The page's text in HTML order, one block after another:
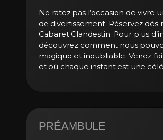
Ne ratez pas l’occasion de vivre
de divertissement. Réservez
Cabaret Clandestin. Pour plus
découvrez comment nous
magique et inoubliable. Venez
et où chaque instant est une
PRÉAMBULE